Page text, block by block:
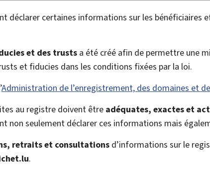
déclarer certaines informations sur les
et des trusts a été créé afin de permettre une
et fiducies dans les conditions fixées par la loi.
Administration de l’enregistrement, des domaines et
au registre doivent être adéquates, exactes et
non seulement déclarer ces informations mais
retraits et consultations d’informations sur le
.